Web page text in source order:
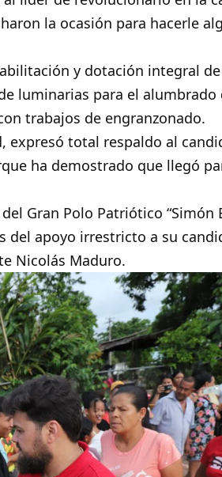
la ocasión para hacerle
y dotación integral de
luminarias para el alumbrado
trabajos de engranzonado.
expresó total respaldo al
ha demostrado que llegó
Gran Polo Patriótico “Simón
del apoyo irrestricto a su
Nicolás Maduro.